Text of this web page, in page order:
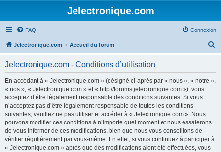
Jelectronique.com
FAQ Connexion
Jelectronique.com Accueil du forum
Jelectronique.com - Conditions d’utilisation
En accédant à « Jelectronique.com » (désigné ci-après par « nous », « notre »,
« nos », « Jelectronique.com » et « http://forums.jelectronique.com »), vous
acceptez d’être légalement responsable des conditions suivantes. Si vous
n’acceptez pas d’être légalement responsable de toutes les conditions
suivantes, veuillez ne pas utiliser et accéder à « Jelectronique.com ». Nous
pouvons modifier ces conditions à n’importe quel moment et nous essaierons
de vous informer de ces modifications, bien que nous vous conseillons de
vérifier régulièrement par vous-même. En effet, si vous continuez à participer à
« Jelectronique.com » après que des modifications aient été effectuées, vous